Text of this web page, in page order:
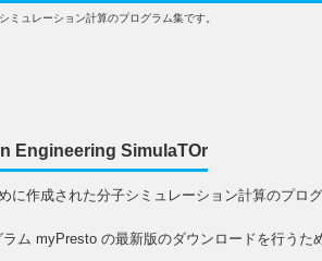
ュレーション計算のプログラム集です。
Engineering SimulaTOr
に作成された分子シミュレーション計算のプロ
ム myPresto の最新版のダウンロードを行うた